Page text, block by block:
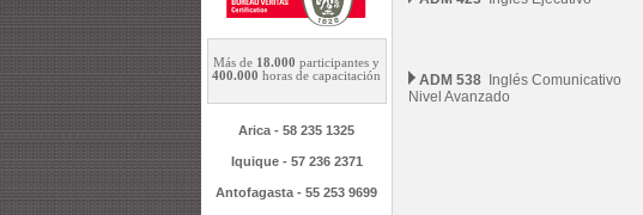
Más de 18.000 participantes y
400.000 horas de capacitación
Arica - 58 235 1325
Iquique - 57 236 2371
Antofagasta - 55 253 9699
ADM 538Inglés Comunicativo
Nivel Avanzado